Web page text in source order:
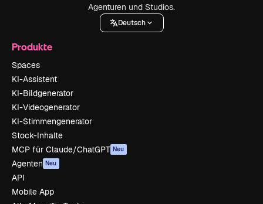
Agenturen und Studios.
Deutsch
Produkte
Spaces
KI-Assistent
KI-Bildgenerator
KI-Videogenerator
KI-Stimmengenerator
Stock-Inhalte
MCP für Claude/ChatGPT Neu
Agenten Neu
API
Mobile App